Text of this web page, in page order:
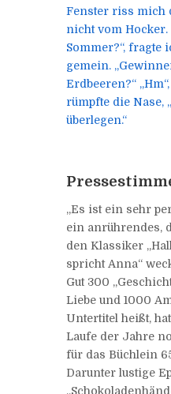
Fenster riss mich
nicht vom Hocker.
Sommer?“, fragte
gemein.
Erdbeeren?“
rümpfte die Nase,
überlegen.“
„Es ist ein sehr
ein anrührendes,
den Klassiker
spricht Anna“
Gut 300
Liebe und 1000
Untertitel heißt,
Laufe der Jahre
für das Büchlein
Darunter lustige